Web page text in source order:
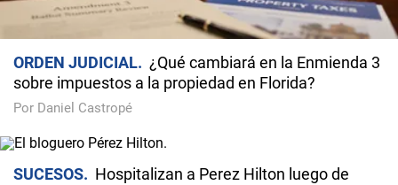
ORDEN JUDICIAL
¿Qué cambiará en la Enmienda 3
sobre impuestos a la propiedad en Florida?
Por Daniel Castropé
SUCESOS
Hospitalizan a Perez Hilton luego de